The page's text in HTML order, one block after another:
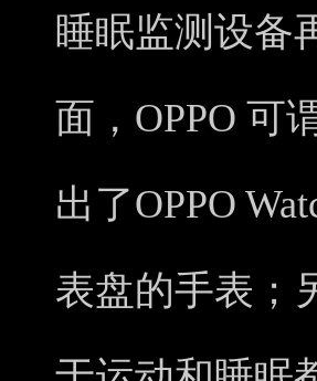
睡眠监测设备
面，OPPO 可
出了OPPO
表盘的手表；